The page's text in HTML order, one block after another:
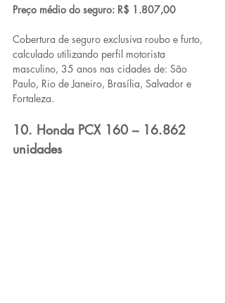
Preço médio do seguro: R$ 1.807,00
Cobertura de seguro exclusiva roubo e furto,
calculado utilizando perfil motorista
masculino, 35 anos nas cidades de: São
Paulo, Rio de Janeiro, Brasília, Salvador e
Fortaleza.
10. Honda PCX 160 – 16.862
unidades